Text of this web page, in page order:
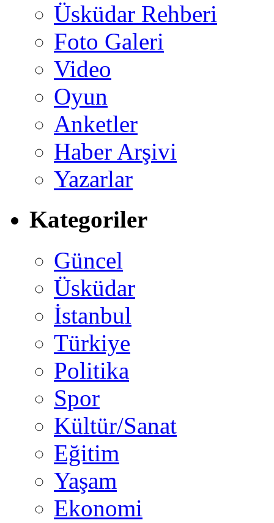
Üsküdar Rehberi
Foto Galeri
Video
Oyun
Anketler
Haber Arşivi
Yazarlar
Kategoriler
Güncel
Üsküdar
İstanbul
Türkiye
Politika
Spor
Kültür/Sanat
Eğitim
Yaşam
Ekonomi